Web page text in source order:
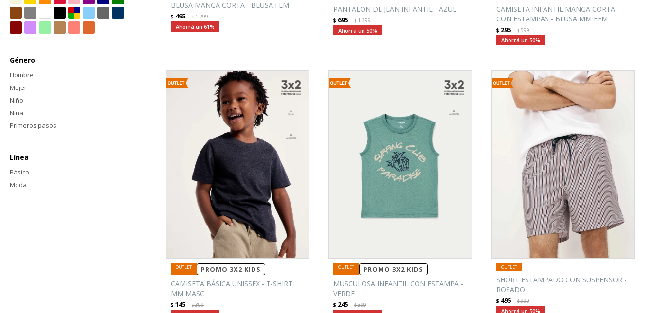
BLUSA MANGA CORTA - BLUSA FEM
$ 495 $1.299
61
PANTALÓN DE JEAN INFANTIL - AZUL
$ 695 $1.399
50
CAMISETA INFANTIL MANGA CORTA
CON ESTAMPAS - BLUSA MM FEM
$ 295 $599
50
PROMO 3X2 KIDS
CAMISETA BÁSICA UNISSEX - T-SHIRT
MM MASC
$ 145 $399
PROMO 3X2 KIDS
MUSCULOSA INFANTIL CON ESTAMPA -
VERDE
$ 245 $399
SHORT ESTAMPADO CON SUSPENSOR -
ROSADO
$ 495 $999
50
Género
Hombre
Mujer
Niño
Niña
Primeros pasos
Línea
Básico
Moda